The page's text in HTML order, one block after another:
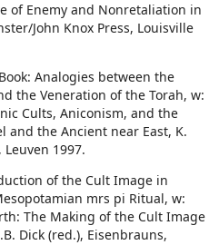
of Enemy and Nonretaliation in
John Knox Press, Louisville
Analogies between the
the Veneration of the Torah, w:
Cults, Aniconism, and the
and the Ancient near East, K.
1997.
of the Cult Image in
mrs pi Ritual, w:
The Making of the Cult Image
Dick (red.), Eisenbrauns,